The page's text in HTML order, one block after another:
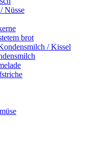
Nüsse
brot
/ Kissel